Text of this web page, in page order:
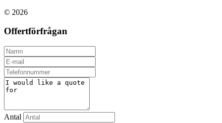
© 2026
Offertförfrågan
Antal